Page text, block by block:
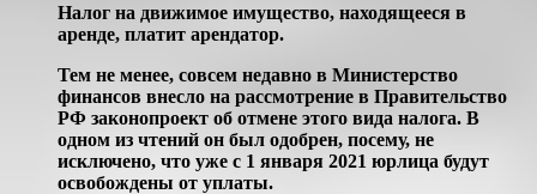
Налог на движимое имущество, находящееся в
аренде, платит арендатор.
Тем не менее, совсем недавно в Министерство
финансов внесло на рассмотрение в Правительство
РФ законопроект об отмене этого вида налога. В
одном из чтений он был одобрен, посему, не
исключено, что уже с 1 января 2021 юрлица будут
освобождены от уплаты.